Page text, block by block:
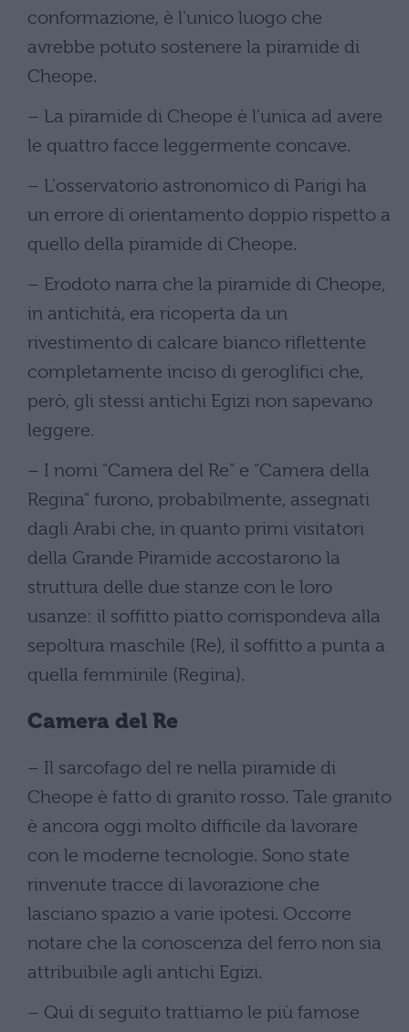
conformazione, è l'unico luogo che
avrebbe potuto sostenere la piramide di
Cheope.
– La piramide di Cheope è l'unica ad avere
le quattro facce leggermente concave.
– L'osservatorio astronomico di Parigi ha
un errore di orientamento doppio rispetto a
quello della piramide di Cheope.
– Erodoto narra che la piramide di Cheope,
in antichità, era ricoperta da un
rivestimento di calcare bianco riflettente
completamente inciso di geroglifici che,
però, gli stessi antichi Egizi non sapevano
leggere.
– I nomi "Camera del Re" e "Camera della
Regina" furono, probabilmente, assegnati
dagli Arabi che, in quanto primi visitatori
della Grande Piramide accostarono la
struttura delle due stanze con le loro
usanze: il soffitto piatto corrispondeva alla
sepoltura maschile (Re), il soffitto a punta a
quella femminile (Regina).
Camera del Re
– Il sarcofago del re nella piramide di
Cheope è fatto di granito rosso. Tale granito
è ancora oggi molto difficile da lavorare
con le moderne tecnologie. Sono state
rinvenute tracce di lavorazione che
lasciano spazio a varie ipotesi. Occorre
notare che la conoscenza del ferro non sia
attribuibile agli antichi Egizi.
– Quì di seguito trattiamo le più famose